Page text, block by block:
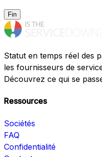
Fin
Statut en temps réel des
les fournisseurs de
Découvrez ce qui se
Ressources
Sociétés
FAQ
Confidentialité